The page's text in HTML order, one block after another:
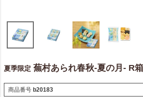
夏季限定 蕪村あられ春秋-夏の月- R
商品番号 b20183